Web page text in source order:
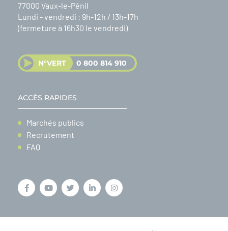
77000 Vaux-le-Pénil
Lundi - vendredi : 9h-12h / 13h-17h
(fermeture à 16h30 le vendredi)
N°VERT 0 800 814 910
ACCÈS RAPIDES
Marchés publics
Recrutement
FAQ